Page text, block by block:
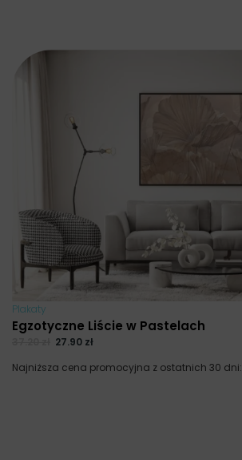
Plakaty
Egzotyczne Liście w Pastelach
27.90 zł
Najniższa cena promocyjna z ostatnich 30 dni: